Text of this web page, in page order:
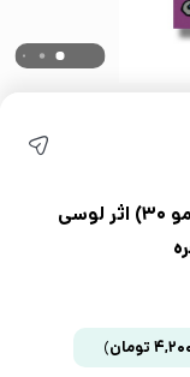
کتاب شیمو پایین و بالا تو باغ آرزوها (شیمو 30) اثر لوسی
تومان)